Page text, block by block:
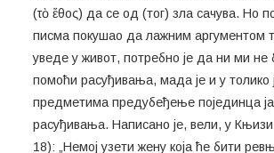
(τὸ ἔθος) да се од (тог) зла сачува. Но
писма покушао да лажним аргументом
уведе у живот, потребно је да ни ми
помоћи расуђивања, мада је и у толико
предметима предубеђење појединца
расуђивања. Написано је, вели, у Књизи
18): „Немој узети жену која ће бити